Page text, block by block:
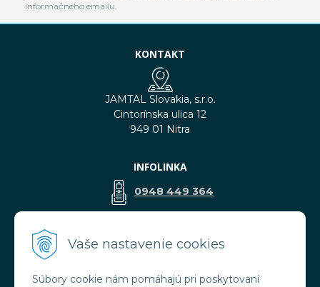
Vaše nastavenie cookies
Súbory cookie nám pomáhajú pri poskytovaní
informačného emailu.
KONTAKT
JAMTAL Slovakia, s.r.o.
Cintorínska ulica 12
949 01 Nitra
INFOLINKA
0948 449 364